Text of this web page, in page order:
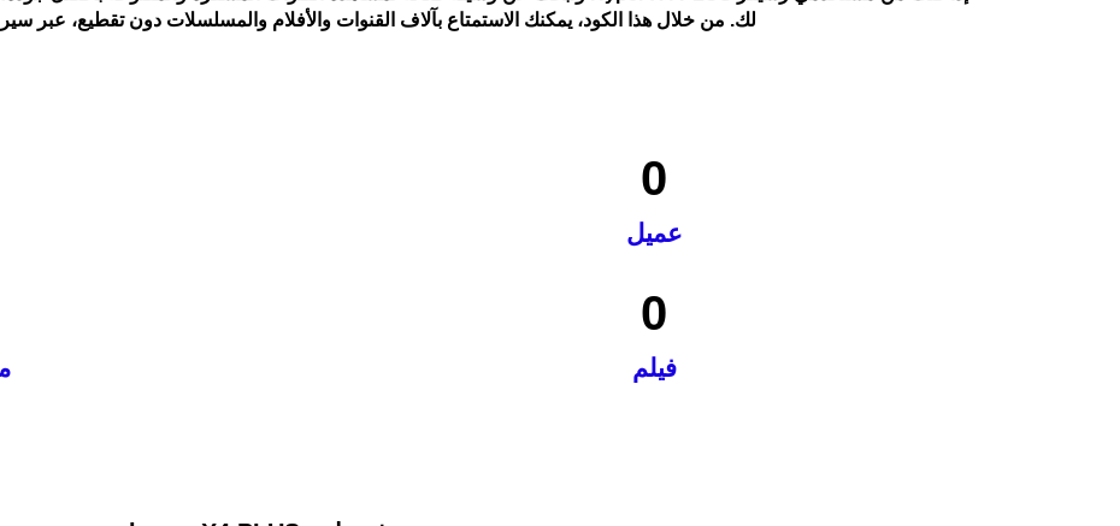
لك. من خلال هذا الكود، يمكنك الاستمتاع بآلاف القنوات والأفلام والمسلسلات دون تقطيع، عبر
عميل
0
فيلم
0